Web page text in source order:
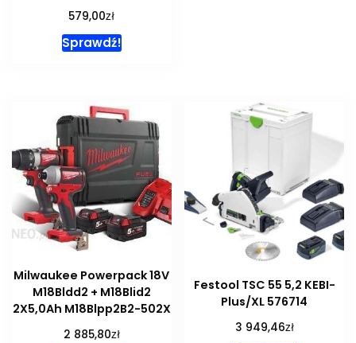
579,00zł
Sprawdź!
Milwaukee Powerpack 18V
M18Bldd2 + M18Blid2
2X5,0Ah M18Blpp2B2-502X
2 885,80zł
Festool TSC 55 5,2 KEBI-
Plus/XL 576714
3 949,46zł